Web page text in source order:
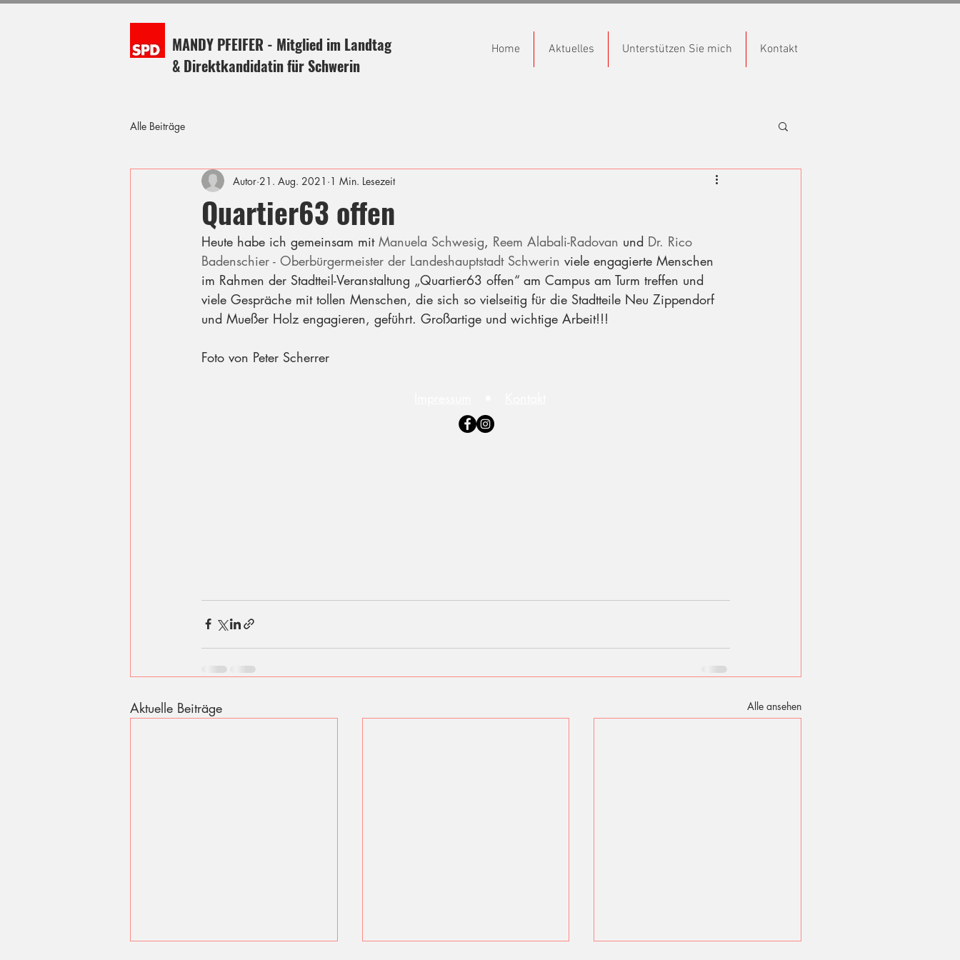
MANDY PFEIFER - Mitglied im Landtag
& Direktkandidatin für Schwerin
Home Aktuelles Unterstützen Sie mich Kontakt
Alle Beiträge
Quartier63 offen
Autor 21. Aug. 2021 1 Min. Lesezeit
Heute habe ich gemeinsam mit Manuela Schwesig, Reem Alabali-Radovan und Dr. Rico
Badenschier - Oberbürgermeister der Landeshauptstadt Schwerin viele engagierte Menschen
im Rahmen der Stadtteil-Veranstaltung „Quartier63 offen“ am Campus am Turm treffen und
viele Gespräche mit tollen Menschen, die sich so vielseitig für die Stadtteile Neu Zippendorf
und Mueßer Holz engagieren, geführt. Großartige und wichtige Arbeit!!!
Foto von Peter Scherrer
Aktuelle Beiträge Alle ansehen